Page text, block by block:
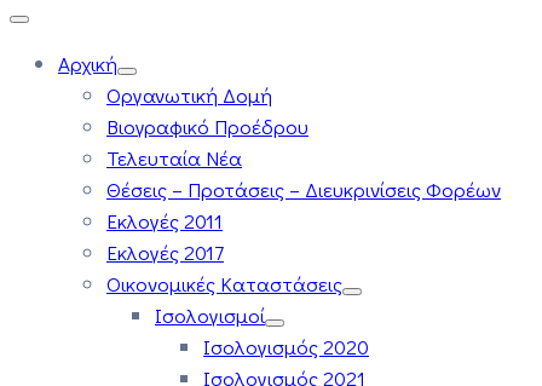
Αρχική
Οργανωτική Δομή
Βιογραφικό Προέδρου
Τελευταία Νέα
Θέσεις – Προτάσεις – Διευκρινίσεις Φορέων
Εκλογές 2011
Εκλογές 2017
Οικονομικές Καταστάσεις
Ισολογισμοί
Ισολογισμός 2020
Ισολογισμός 2021